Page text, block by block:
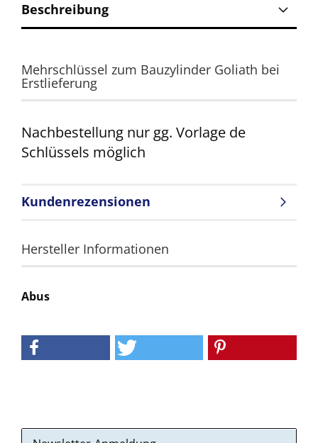
Beschreibung
Mehrschlüssel zum Bauzylinder Goliath bei
Erstlieferung
Nachbestellung nur gg. Vorlage de
Schlüssels möglich
Kundenrezensionen
Hersteller Informationen
Abus